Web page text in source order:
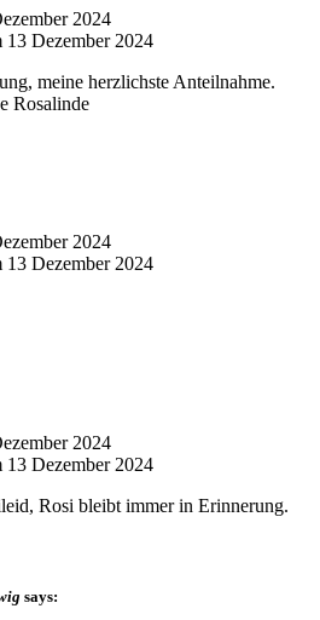
2024
13 Dezember 2024
meine herzlichste Anteilnahme.
Rosalinde
2024
13 Dezember 2024
2024
13 Dezember 2024
Rosi bleibt immer in Erinnerung.
says: